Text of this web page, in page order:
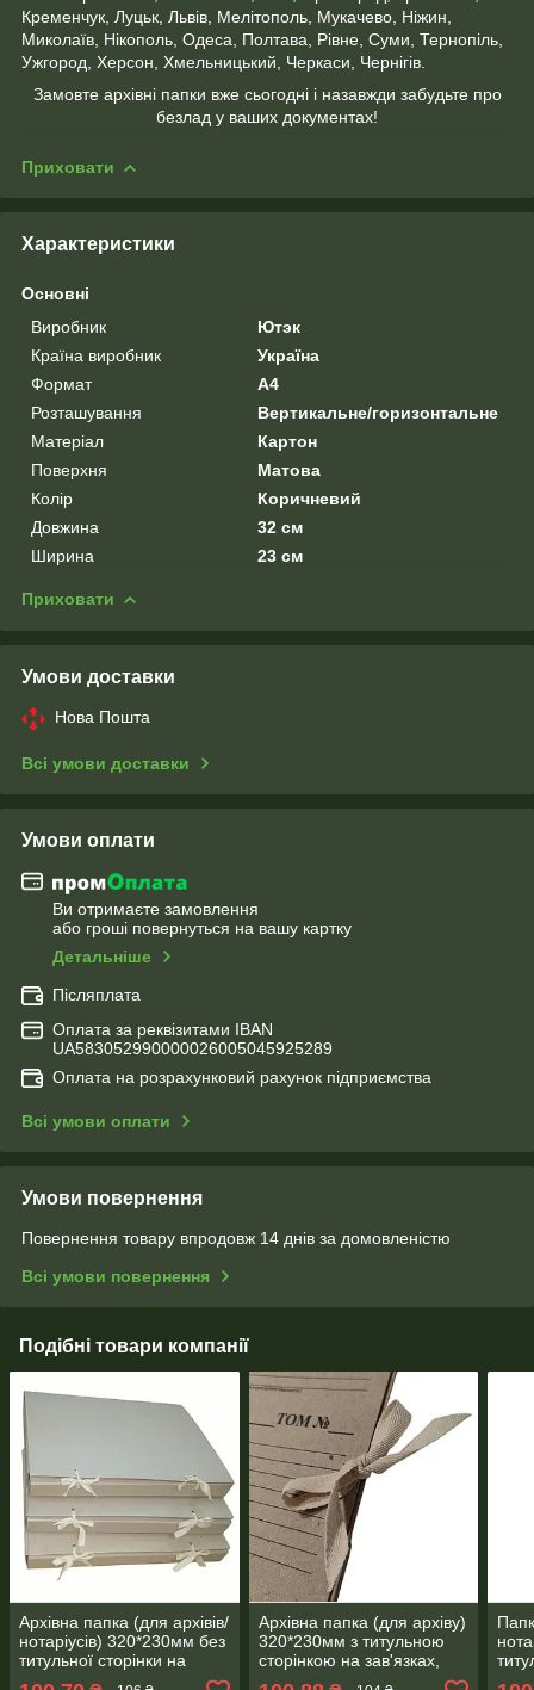
Кременчук, Луцьк, Львів, Мелітополь, Мукачево, Ніжин,
Миколаїв, Нікополь, Одеса, Полтава, Рівне, Суми, Тернопіль,
Ужгород, Херсон, Хмельницький, Черкаси, Чернігів.
Замовте архівні папки вже сьогодні і назавжди забудьте про
безлад у ваших документах!
Приховати
Характеристики
Основні
Виробник
Ютэк
Країна виробник
Україна
Формат
A4
Розташування
Вертикальне/горизонтальне
Матеріал
Картон
Поверхня
Матова
Колір
Коричневий
Довжина
32 см
Ширина
23 см
Приховати
Умови доставки
Нова Пошта
Всі умови доставки
Умови оплати
Ви отримаєте замовлення
або гроші повернуться на вашу картку
Детальніше
Післяплата
Оплата за реквізитами IBAN
UA583052990000026005045925289
Оплата на розрахунковий рахунок підприємства
Всі умови оплати
Умови повернення
Повернення товару впродовж 14 днів за домовленістю
Всі умови повернення
Подібні товари компанії
Архівна папка (для архівів/
нотаріусів) 320*230мм без
титульної сторінки на
зав'язках, корінець 40 мм
Архівна папка (для архіву)
320*230мм з титульною
сторінкою на зав'язках,